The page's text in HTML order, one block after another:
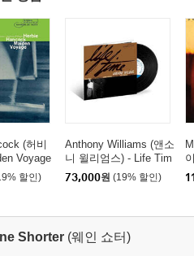
(허비
Voyage
할인)
Anthony Williams (앤소
니 윌리엄스) - Life Tim
e [LP]
73,000원 (19% 할인)
Shorter (웨인 쇼터)